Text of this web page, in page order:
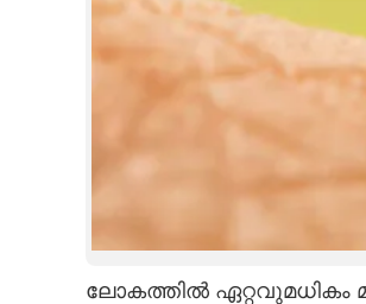
SPIRITUAL
CARTOONSലോകത്തിൽ ഏറ്റവുമധികം